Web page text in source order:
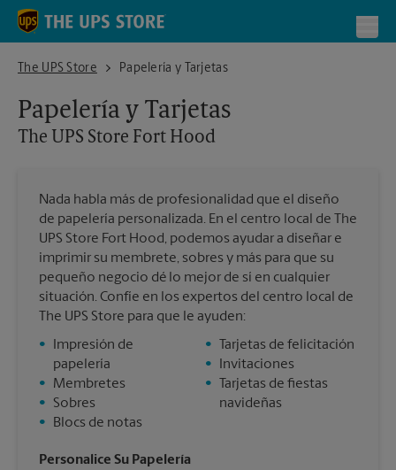
Skip to content
Return to Nav
The UPS Store
The UPS Store Fort HoodPapelería y Tarjetas
Papelería y Tarjetas
The UPS Store Fort Hood
Nada habla más de profesionalidad que el diseño
de papelería personalizada. En el centro local de The
UPS Store Fort Hood, podemos ayudar a diseñar e
imprimir su membrete, sobres y más para que su
pequeño negocio dé lo mejor de sí en cualquier
situación. Confíe en los expertos del centro local de
The UPS Store para que le ayuden:
•
Impresión de
papelería
•
Membretes
•
Sobres
•
Blocs de notas
•
Tarjetas de felicitación
•
Invitaciones
•
Tarjetas de fiestas
navideñas
Personalice Su Papelería